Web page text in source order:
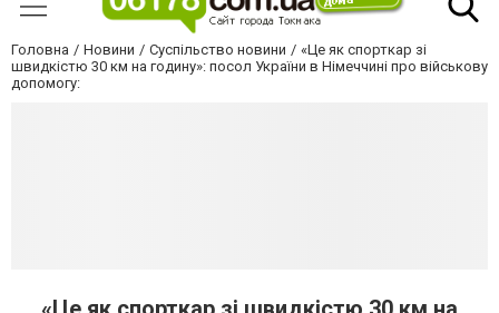
Головна Новини Суспільство новини
«Це як спорткар зі
швидкістю 30 км на годину»: посол України в Німеччині про військову
допомогу: